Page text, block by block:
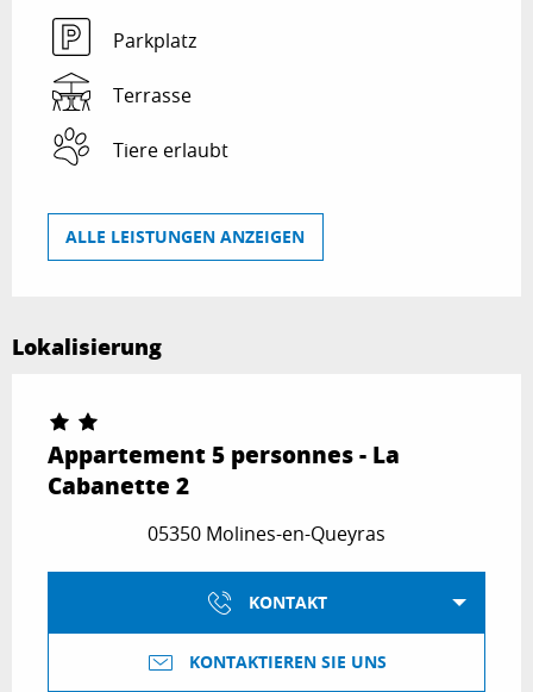
Parkplatz
Terrasse
Tiere erlaubt
ALLE LEISTUNGEN ANZEIGEN
Lokalisierung
Appartement 5 personnes - La
Cabanette 2
05350 Molines-en-Queyras
KONTAKT
KONTAKTIEREN SIE UNS